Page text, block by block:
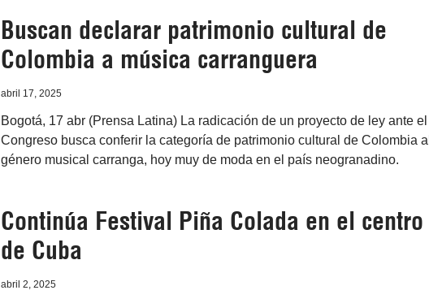
Buscan declarar patrimonio cultural de
Colombia a música carranguera
abril 17, 2025
Bogotá, 17 abr (Prensa Latina) La radicación de un proyecto de ley ante el
Congreso busca conferir la categoría de patrimonio cultural de Colombia al
género musical carranga, hoy muy de moda en el país neogranadino.
Continúa Festival Piña Colada en el centro
de Cuba
abril 2, 2025